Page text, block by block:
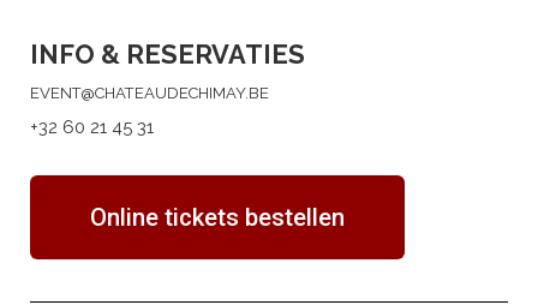
INFO & RESERVATIES
EVENT@CHATEAUDECHIMAY.BE
+32 60 21 45 31
Online tickets bestellen